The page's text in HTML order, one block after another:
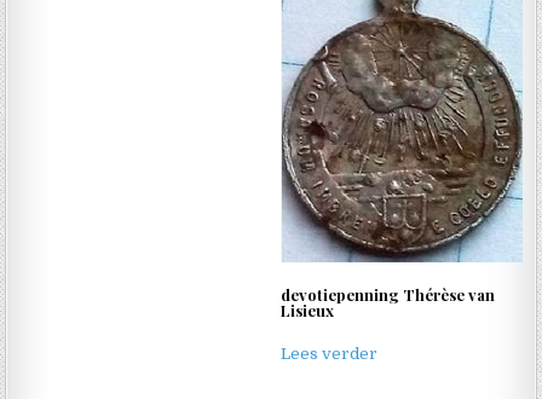
devotiepenning Thérèse van
Lisieux
Lees verder